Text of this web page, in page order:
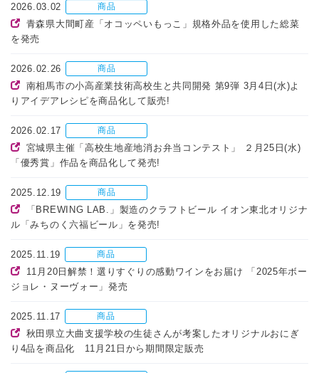
2026.03.02 商品
青森県大間町産「オコッペいもっこ」規格外品を使用した総菜
を発売
2026.02.26 商品
南相馬市の小高産業技術高校生と共同開発 第9弾 3月4日(水)よ
りアイデアレシピを商品化して販売!
2026.02.17 商品
宮城県主催「高校生地産地消お弁当コンテスト」 ２月25日(水)
「優秀賞」作品を商品化して発売!
2025.12.19 商品
「BREWING LAB.」製造のクラフトビール イオン東北オリジナ
ル「みちのく六福ビール」を発売!
2025.11.19 商品
11月20日解禁！選りすぐりの感動ワインをお届け 「2025年ボー
ジョレ・ヌーヴォー」発売
2025.11.17 商品
秋田県立大曲支援学校の生徒さんが考案したオリジナルおにぎ
り4品を商品化 11月21日から期間限定販売